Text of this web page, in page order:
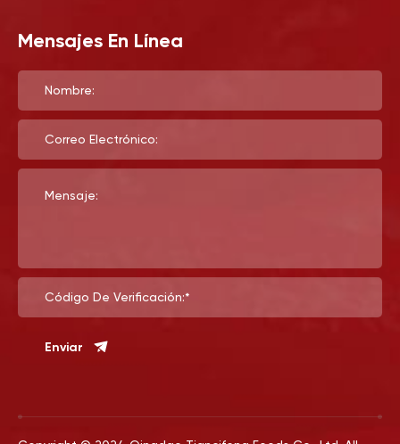
Mensajes En Línea
Nombre:
Correo Electrónico:
Mensaje:
Código De Verificación:*
Enviar